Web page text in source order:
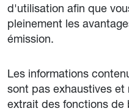
d'utilisation afin que
pleinement les
émission.
Les informations
sont pas exhaustives
extrait des fonctions de